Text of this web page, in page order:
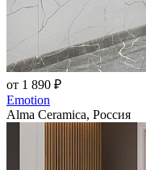
от 1 890 ₽
Emotion
Alma Ceramica, Россия